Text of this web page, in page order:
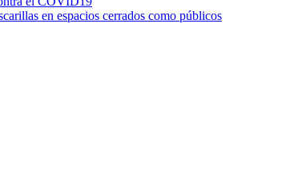
en espacios cerrados como públicos